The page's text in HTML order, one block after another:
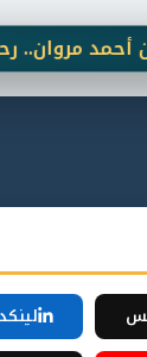
رحلة
لينكد